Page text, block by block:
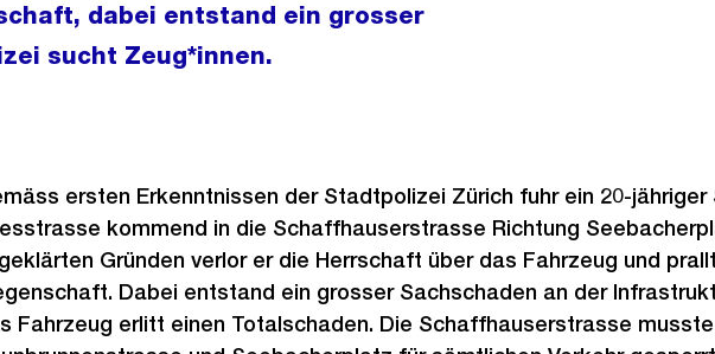
dabei entstand ein grosser
sucht Zeug*innen.
ersten Erkenntnissen der Stadtpolizei Zürich fuhr ein 20-jähriger
kommend in die Schaffhauserstrasse Richtung
Gründen verlor er die Herrschaft über das Fahrzeug und
Dabei entstand ein grosser Sachschaden an der
Fahrzeug erlitt einen Totalschaden. Die Schaffhauserstrasse